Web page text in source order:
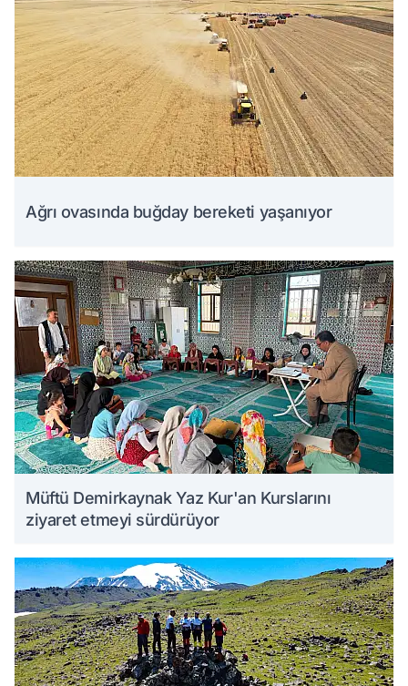
Ağrı ovasında buğday bereketi yaşanıyor
Müftü Demirkaynak Yaz Kur'an Kurslarını
ziyaret etmeyi sürdürüyor